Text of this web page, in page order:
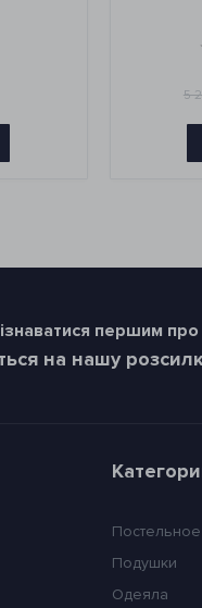
першим про
на нашу
Подушки
Одеяла